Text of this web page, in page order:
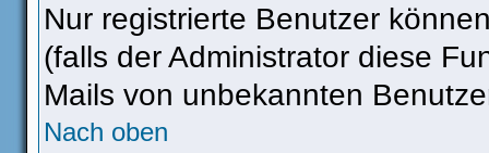
Nur registrierte Benutzer
(falls der Administrator diese
Mails von unbekannten
Nach oben